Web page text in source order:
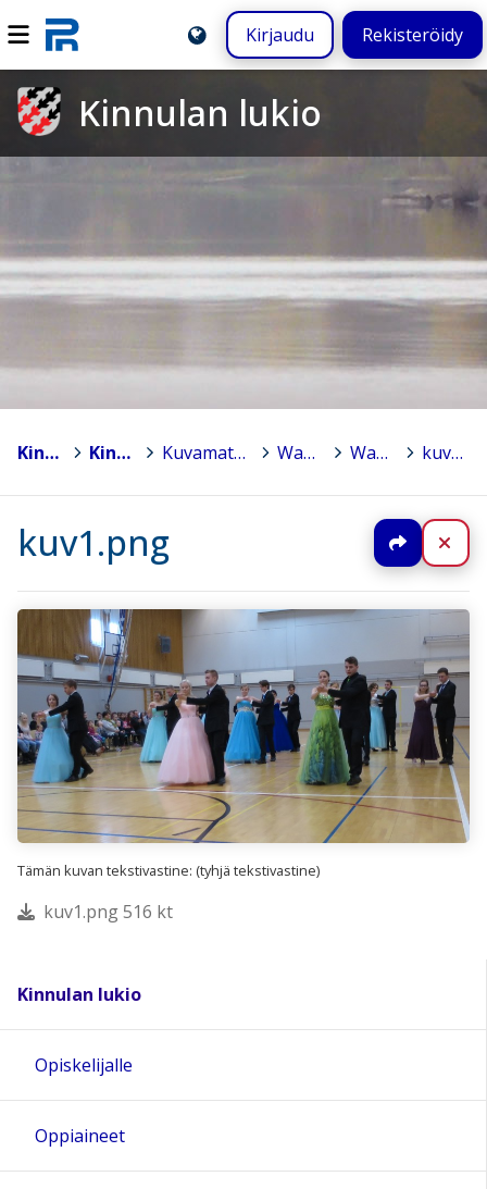
Kirjaudu Rekisteröidy
Kinnulan lukio
Kinnula > Kinnulan lukio > Kuvamateriaalia tapahtumista > Wanhat > Wanhat > kuv1.png
kuv1.png Jaa
Tämän kuvan tekstivastine: (tyhjä tekstivastine)
kuv1.png 516 kt
Kinnulan lukio
Opiskelijalle
Oppiaineet